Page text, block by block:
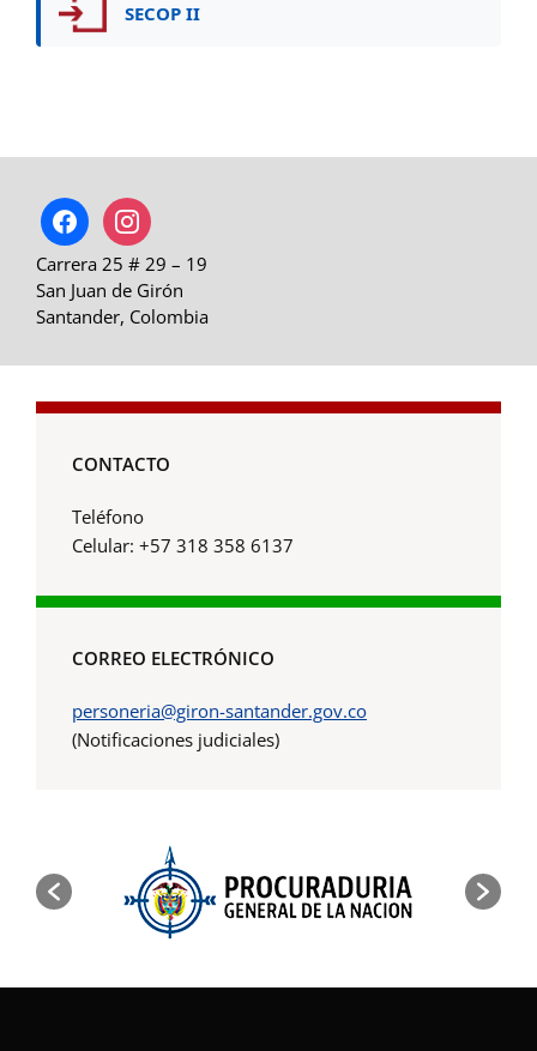
SECOP II
facebookinstagram
Carrera 25 # 29 – 19
San Juan de Girón
Santander, Colombia
CONTACTO
Teléfono
Celular: +57 318 358 6137
CORREO ELECTRÓNICO
personeria@giron-santander.gov.co
(Notificaciones judiciales)